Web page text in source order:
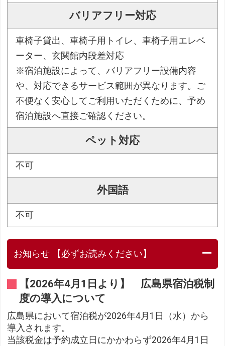
バリアフリー対応
車椅子貸出、車椅子用トイレ、車椅子用エレベ
ーター、玄関館内段差対応
※宿泊施設によって、バリアフリー設備内容
や、対応できるサービス範囲が異なります。ご
不便なく安心してご利用いただくために、予め
宿泊施設へ直接ご確認ください。
ペット対応
不可
外国語
不可
お知らせ 【必ずお読みください】
【2026年4月1日より】 広島県宿泊税制
度の導入について
広島県において宿泊税が2026年4月1日（水）から
導入されます。
当該税金は予約成立日にかかわらず2026年4月1日